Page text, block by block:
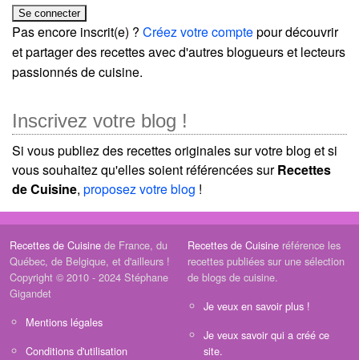
Pas encore inscrit(e) ? Créez votre comptepour découvrir
et partager des recettes avec d'autres blogueurs et lecteurs
passionnés de cuisine.
Inscrivez votre blog !
Si vous publiez des recettes originales sur votre blog et si
vous souhaitez qu'elles soient référencées surRecettes
de Cuisine, proposez votre blog !
Recettes de Cuisine de France, du
Québec, de Belgique, et d'ailleurs !
Copyright © 2010 - 2024 Stéphane
Gigandet
Mentions légales
Conditions d'utilisation
Recettes de Cuisine référence les
recettes publiées sur une sélection
de blogs de cuisine.
Je veux en savoir plus !
Je veux savoir qui a créé ce
site.